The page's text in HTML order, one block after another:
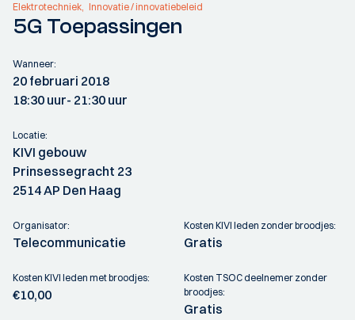
Elektrotechniek Innovatie / innovatiebeleid
5G Toepassingen
Wanneer:
20 februari 2018
18:30 uur- 21:30 uur
Locatie:
KIVI gebouw
Prinsessegracht 23
2514 AP Den Haag
Organisator:
Telecommunicatie
Kosten KIVI leden zonder broodjes:
Gratis
Kosten KIVI leden met broodjes:
€10,00
Kosten TSOC deelnemer zonder
broodjes:
Gratis